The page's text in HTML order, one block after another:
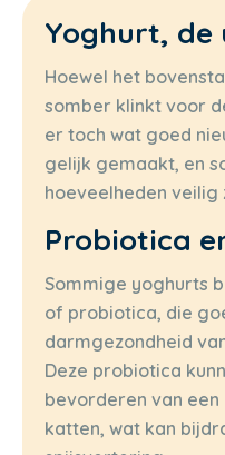
Yoghurt, de
Hoewel het
somber klinkt voor
er toch wat goed
gelijk gemaakt, en
hoeveelheden veilig
Probiotica
Sommige yoghurts
of probiotica, die
darmgezondheid
Deze probiotica
bevorderen van
katten, wat kan